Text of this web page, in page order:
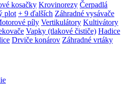
kosačky Krovinorezy Čerpadlá
plot + 9 ďalších Záhradné vysávače
píly Vertikulátory Kultivátory
Vapky (tlakové čističe) Hadice
Drviče konárov Záhradné vrtáky